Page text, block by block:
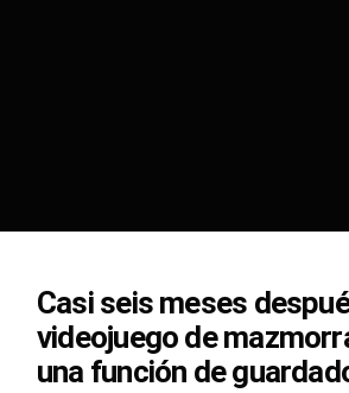
Casi seis meses
videojuego de
una función de